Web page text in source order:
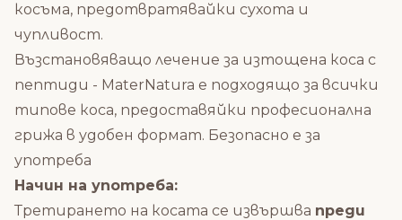
косъма, предотвратявайки сухота и
чупливост.
Възстановяващо лечение за изтощена коса с
пептиди - MaterNatura е подходящо за всички
типове коса, предоставяйки професионална
грижа в удобен формат. Безопасно е за
употреба
Начин на употреба:
Третирането на косата се извършва преди